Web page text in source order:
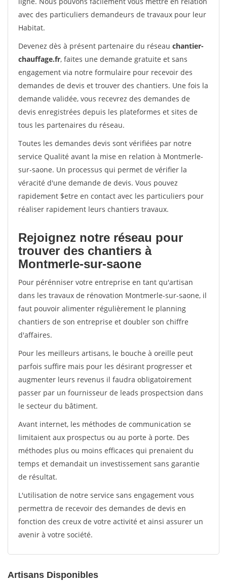
avec des particuliers demandeurs de travaux pour leur
Habitat.
Devenez dès à présent partenaire du réseau chantier-
chauffage.fr, faites une demande gratuite et sans
engagement via notre formulaire pour recevoir des
demandes de devis et trouver des chantiers. Une fois la
demande validée, vous recevrez des demandes de
devis enregistrées depuis les plateformes et sites de
tous les partenaires du réseau.
Toutes les demandes devis sont vérifiées par notre
service Qualité avant la mise en relation à Montmerle-
sur-saone. Un processus qui permet de vérifier la
véracité d'une demande de devis. Vous pouvez
rapidement $etre en contact avec les particuliers pour
réaliser rapidement leurs chantiers travaux.
Rejoignez notre réseau pour
trouver des chantiers à
Montmerle-sur-saone
Pour pérénniser votre entreprise en tant qu'artisan
dans les travaux de rénovation Montmerle-sur-saone, il
faut pouvoir alimenter régulièrement le planning
chantiers de son entreprise et doubler son chiffre
d'affaires.
Pour les meilleurs artisans, le bouche à oreille peut
parfois suffire mais pour les désirant progresser et
augmenter leurs revenus il faudra obligatoirement
passer par un fournisseur de leads prospectsion dans
le secteur du bâtiment.
Avant internet, les méthodes de communication se
limitaient aux prospectus ou au porte à porte. Des
méthodes plus ou moins efficaces qui prenaient du
temps et demandait un investissement sans garantie
de résultat.
L'utilisation de notre service sans engagement vous
permettra de recevoir des demandes de devis en
fonction des creux de votre activité et ainsi assurer un
avenir à votre société.
Artisans Disponibles